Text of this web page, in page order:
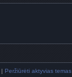
| Peržiūrėti aktyvias temas